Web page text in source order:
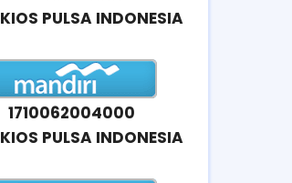
KIOS PULSA INDONESIA
1710062004000
KIOS PULSA INDONESIA